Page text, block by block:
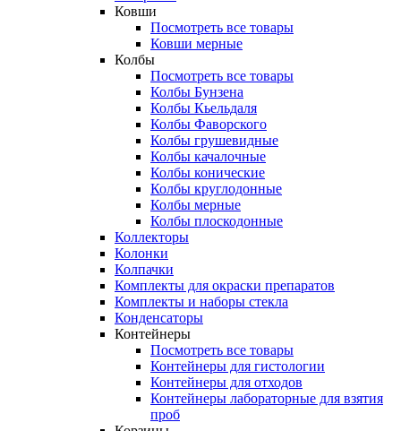
Ковши
Посмотреть все товары
Ковши мерные
Колбы
Посмотреть все товары
Колбы Бунзена
Колбы Кьельдаля
Колбы Фаворского
Колбы грушевидные
Колбы качалочные
Колбы конические
Колбы круглодонные
Колбы мерные
Колбы плоскодонные
Коллекторы
Колонки
Колпачки
Комплекты для окраски препаратов
Комплекты и наборы стекла
Конденсаторы
Контейнеры
Посмотреть все товары
Контейнеры для гистологии
Контейнеры для отходов
Контейнеры лабораторные для взятия
проб